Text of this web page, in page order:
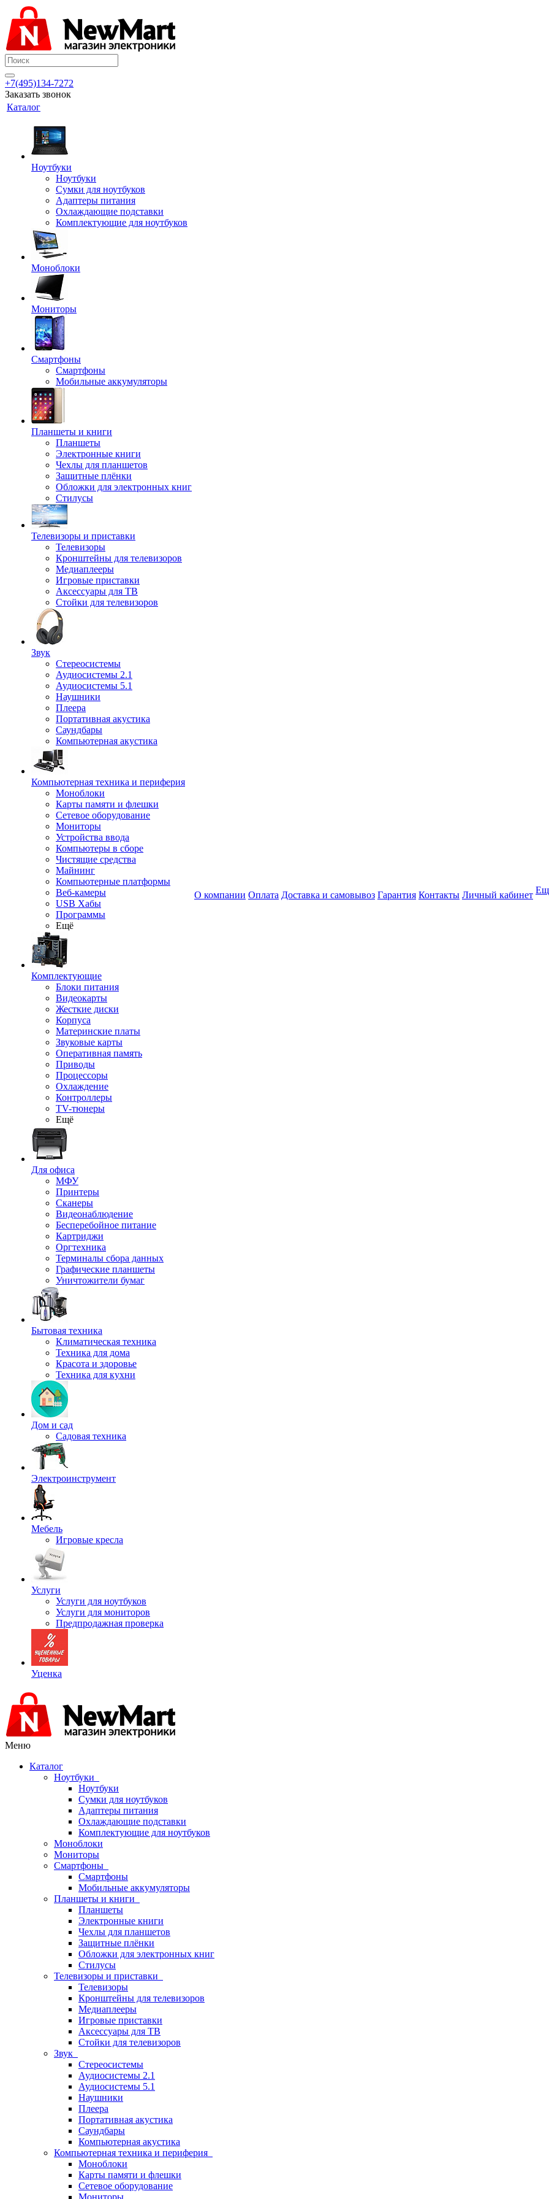
+7(495)134-7272
Заказать звонок
Каталог
Ноутбуки
Ноутбуки
Сумки для ноутбуков
Адаптеры питания
Охлаждающие подставки
Комплектующие для ноутбуков
Моноблоки
Мониторы
Смартфоны
Смартфоны
Мобильные аккумуляторы
Планшеты и книги
Планшеты
Электронные книги
Чехлы для планшетов
Защитные плёнки
Обложки для электронных книг
Стилусы
Телевизоры и приставки
Телевизоры
Кронштейны для телевизоров
Медиаплееры
Игровые приставки
Аксессуары для ТВ
Стойки для телевизоров
Звук
Стереосистемы
Аудиосистемы 2.1
Аудиосистемы 5.1
Наушники
Плеера
Портативная акустика
Саундбары
Компьютерная акустика
Компьютерная техника и периферия
Моноблоки
Карты памяти и флешки
Сетевое оборудование
Мониторы
Устройства ввода
Компьютеры в сборе
Чистящие средства
Майнинг
Компьютерные платформы
Веб-камеры
USB Хабы
Программы
Ещё
Комплектующие
Блоки питания
Видеокарты
Жесткие диски
Корпуса
Материнские платы
Звуковые карты
Оперативная память
Приводы
Процессоры
Охлаждение
Контроллеры
TV-тюнеры
Ещё
Для офиса
МФУ
Принтеры
Сканеры
Видеонаблюдение
Бесперебойное питание
Картриджи
Оргтехника
Терминалы сбора данных
Графические планшеты
Уничтожители бумаг
Бытовая техника
Климатическая техника
Техника для дома
Красота и здоровье
Техника для кухни
Дом и сад
Садовая техника
Электроинструмент
Мебель
Игровые кресла
Услуги
Услуги для ноутбуков
Услуги для мониторов
Предпродажная проверка
Уценка
О компании Оплата Доставка и самовывоз Гарантия Контакты Личный кабинет
Меню
Каталог
Ноутбуки
Ноутбуки
Сумки для ноутбуков
Адаптеры питания
Охлаждающие подставки
Комплектующие для ноутбуков
Моноблоки
Мониторы
Смартфоны
Смартфоны
Мобильные аккумуляторы
Планшеты и книги
Планшеты
Электронные книги
Чехлы для планшетов
Защитные плёнки
Обложки для электронных книг
Стилусы
Телевизоры и приставки
Телевизоры
Кронштейны для телевизоров
Медиаплееры
Игровые приставки
Аксессуары для ТВ
Стойки для телевизоров
Звук
Стереосистемы
Аудиосистемы 2.1
Аудиосистемы 5.1
Наушники
Плеера
Портативная акустика
Саундбары
Компьютерная акустика
Компьютерная техника и периферия
Моноблоки
Карты памяти и флешки
Сетевое оборудование
Мониторы